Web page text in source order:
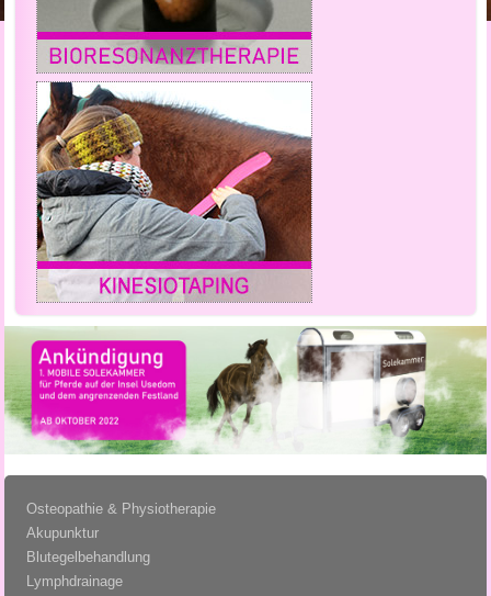
Osteopathie & Physiotherapie
Akupunktur
Blutegelbehandlung
Lymphdrainage